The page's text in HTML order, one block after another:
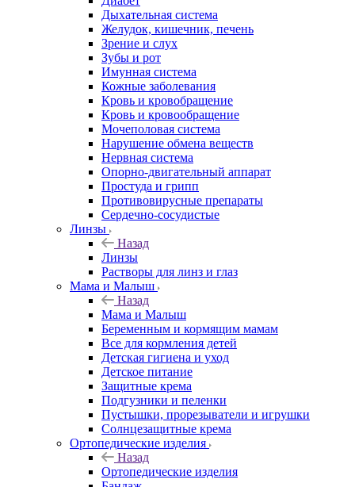
Дыхательная система
Желудок, кишечник, печень
Зрение и слух
Зубы и рот
Имунная система
Кожные заболевания
Кровь и кровобращение
Кровь и кровообращение
Мочеполовая система
Нарушение обмена веществ
Нервная система
Опорно-двигательный аппарат
Простуда и грипп
Противовирусные препараты
Сердечно-сосудистые
Линзы
Назад
Линзы
Растворы для линз и глаз
Мама и Малыш
Назад
Мама и Малыш
Беременным и кормящим мамам
Все для кормления детей
Детская гигиена и уход
Детское питание
Защитные крема
Подгузники и пеленки
Пустышки, прорезыватели и игрушки
Солнцезащитные крема
Ортопедические изделия
Назад
Ортопедические изделия